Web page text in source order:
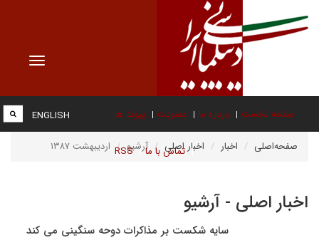
Toggle
صفحه نخست درباره ما عضویت پیوند ها
تماس با ما RSS
ENGLISH
صفحه‌اصلی اخبار اخبار اصلی آرشیو اردیبهشت ۱۳۸۷
اخبار اصلی - آرشیو
سايه شکست بر مذاکرات دوحه سنگينى مى کند